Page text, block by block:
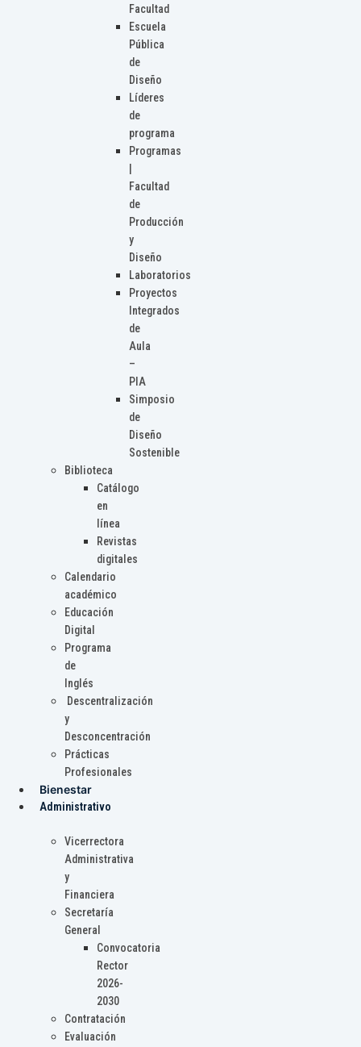
Facultad
Escuela
Pública
de
Diseño
Líderes
de
programa
Programas
Facultad
de
Producción
y
Diseño
Laboratorios
Proyectos
Integrados
de
Aula
–
PIA
Simposio
de
Diseño
Sostenible
Biblioteca
Catálogo
en
línea
Revistas
digitales
Calendario
académico
Educación
Digital
Programa
de
Inglés
Descentralización
y
Desconcentración
Prácticas
Profesionales
Bienestar
Administrativo
Vicerrectora
Administrativa
y
Financiera
Secretaría
General
Convocatoria
Rector
2026-
2030
Contratación
Evaluación